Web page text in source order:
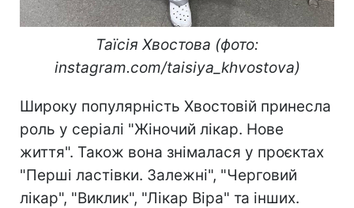
Таїсія Хвостова (фото:
instagram.com/taisiya_khvostova)
Широку популярність Хвостовій принесла
роль у серіалі "Жіночий лікар. Нове
життя". Також вона знімалася у проєктах
"Перші ластівки. Залежні", "Черговий
лікар", "Виклик", "Лікар Віра" та інших.